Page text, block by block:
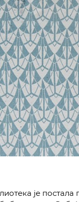
је постала